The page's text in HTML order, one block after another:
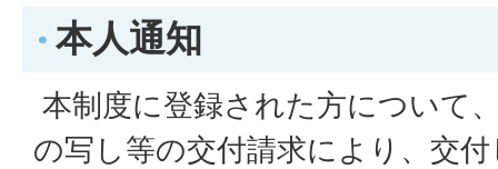
本人通知
本制度に登録された方について
の写し等の交付請求により、交